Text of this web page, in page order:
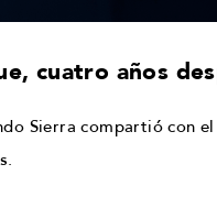
cuatro años
Sierra compartió con